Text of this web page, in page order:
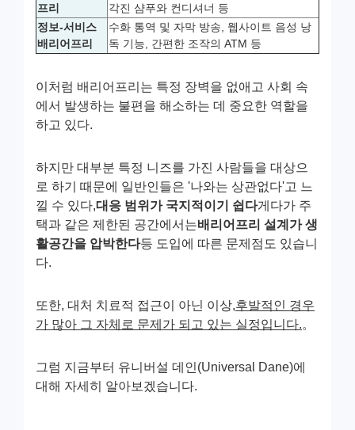
프리
각진 샴푸와 컨디셔너 등
정보-서비스
배리어프리
수화 통역 및 자막 방송, 웹사이트 음성 낭
독 기능, 간편한 조작의 ATM 등
이처럼 배리어프리는 특정 장벽을 없애고 사회 속
에서 발생하는 불편을 해소하는 데 중요한 역할을
하고 있다.
하지만 대부분 특정 니즈를 가진 사람들을 대상으
로 하기 때문에 일반인들은 '나와는 상관없다'고 느
낄 수 있다,대응 범위가 국지적이기 쉽다게다가 주
택과 같은 제한된 공간에서는배리어프리 설계가 생
활공간을 압박한다등 도입에 따른 문제점도 있습니
다.
또한, 대처 치료적 접근이 아닌 이상,후발적인 경우
가 많아 그 자체로 문제가 되고 있는 실정입니다.。
그럼 지금부터 유니버설 데인(Universal Dane)에
대해 자세히 알아보겠습니다.